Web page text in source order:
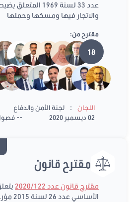
عدد 33 لسنة 1969
والاتجار فيها ومسكها وحملها
مقترح من:
18
اللجان :
لجنة الأمن والدفاع
02 ديسمبر 2020
--
مقترح قانون
مقترح قانون عدد 2020/122